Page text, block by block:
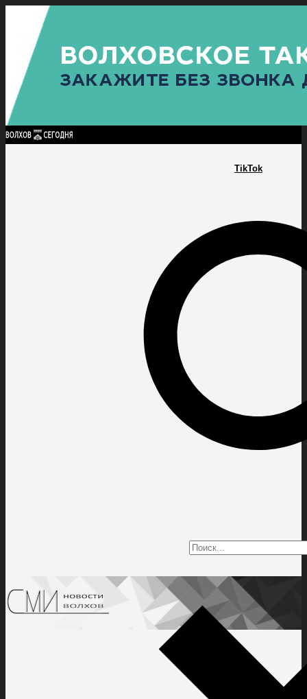
TikTok
Найти:
ГЛАВНАЯ ПОЛИТИКАПРОИСШЕСТВИЯ ПРОКУРАТУРАСПОРТ
ПОЛИТИКА
КУЛЬТУРА
ПОСЕЛЕНИЯ